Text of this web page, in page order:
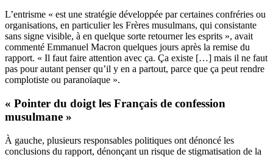
L’entrisme « est une stratégie développée par certaines confréries ou
organisations, en particulier les Frères musulmans, qui consistante
sans signe visible, à en quelque sorte retourner les esprits », avait
commenté Emmanuel Macron quelques jours après la remise du
rapport. « Il faut faire attention avec ça. Ça existe […] mais il ne faut
pas pour autant penser qu’il y en a partout, parce que ça peut rendre
complotiste ou paranoïaque ».
« Pointer du doigt les Français de confession
musulmane »
À gauche, plusieurs responsables politiques ont dénoncé les
conclusions du rapport, dénonçant un risque de stigmatisation de la